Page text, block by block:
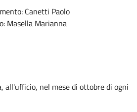
Canetti Paolo
Masella Marianna
all'ufficio, nel mese di ottobre di ogni